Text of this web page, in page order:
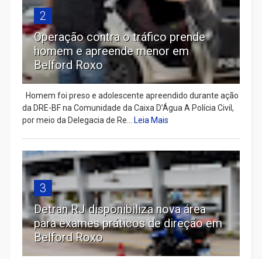
2
Operação contra o tráfico prende
homem e apreende menor em
Belford Roxo
Homem foi preso e adolescente apreendido durante ação
da DRE-BF na Comunidade da Caixa D’Água A Polícia Civil,
por meio da Delegacia de Re... Leia Mais
3
Detran RJ disponibiliza nova área
para exames práticos de direção em
Belford Roxo